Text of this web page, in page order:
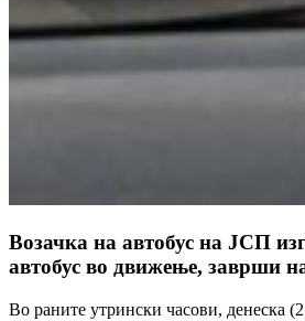
Возачка на автобус на ЈСП
автобус во движење, заврши
Во раните утрински часови, денеска